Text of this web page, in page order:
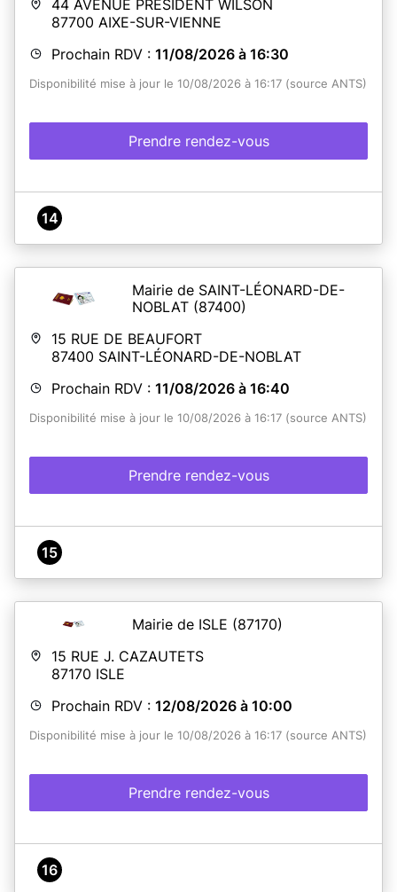
44 AVENUE PRESIDENT WILSON
87700 AIXE-SUR-VIENNE
Prochain RDV : 11/08/2026 à 16:30
Disponibilité mise à jour le 10/08/2026 à 16:17 (source ANTS)
Prendre rendez-vous
14
Mairie de SAINT-LÉONARD-DE-
NOBLAT (87400)
15 RUE DE BEAUFORT
87400 SAINT-LÉONARD-DE-NOBLAT
Prochain RDV : 11/08/2026 à 16:40
Disponibilité mise à jour le 10/08/2026 à 16:17 (source ANTS)
Prendre rendez-vous
15
Mairie de ISLE (87170)
15 RUE J. CAZAUTETS
87170 ISLE
Prochain RDV : 12/08/2026 à 10:00
Disponibilité mise à jour le 10/08/2026 à 16:17 (source ANTS)
Prendre rendez-vous
16